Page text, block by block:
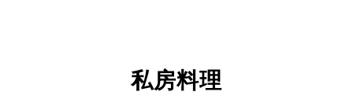
私房料理